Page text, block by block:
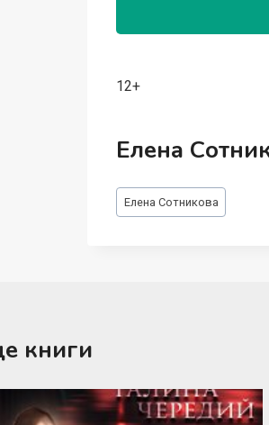
12+
Елена
Метки
записи:
Елена Сотникова
книги